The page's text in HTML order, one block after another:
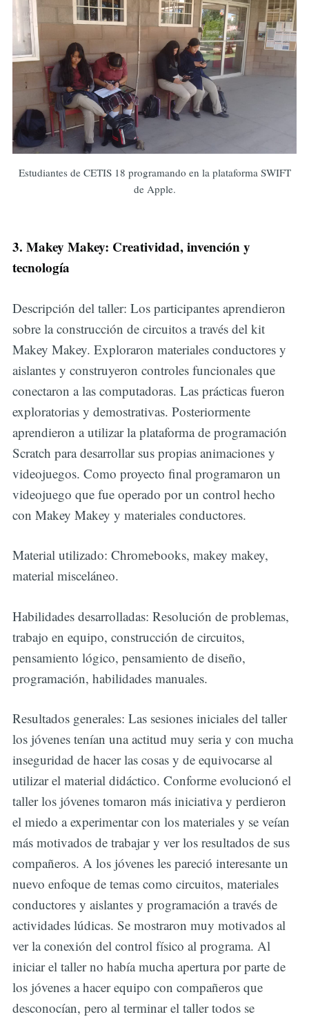
Estudiantes de CETIS 18 programando en la plataforma SWIFT
de Apple.
3. Makey Makey: Creatividad, invención y
tecnología
Descripción del taller: Los participantes aprendieron
sobre la construcción de circuitos a través del kit
Makey Makey. Exploraron materiales conductores y
aislantes y construyeron controles funcionales que
conectaron a las computadoras. Las prácticas fueron
exploratorias y demostrativas. Posteriormente
aprendieron a utilizar la plataforma de programación
Scratch para desarrollar sus propias animaciones y
videojuegos. Como proyecto final programaron un
videojuego que fue operado por un control hecho
con Makey Makey y materiales conductores.
Material utilizado: Chromebooks, makey makey,
material misceláneo.
Habilidades desarrolladas: Resolución de problemas,
trabajo en equipo, construcción de circuitos,
pensamiento lógico, pensamiento de diseño,
programación, habilidades manuales.
Resultados generales: Las sesiones iniciales del taller
los jóvenes tenían una actitud muy seria y con mucha
inseguridad de hacer las cosas y de equivocarse al
utilizar el material didáctico. Conforme evolucionó el
taller los jóvenes tomaron más iniciativa y perdieron
el miedo a experimentar con los materiales y se veían
más motivados de trabajar y ver los resultados de sus
compañeros. A los jóvenes les pareció interesante un
nuevo enfoque de temas como circuitos, materiales
conductores y aislantes y programación a través de
actividades lúdicas. Se mostraron muy motivados al
ver la conexión del control físico al programa. Al
iniciar el taller no había mucha apertura por parte de
los jóvenes a hacer equipo con compañeros que
desconocían, pero al terminar el taller todos se